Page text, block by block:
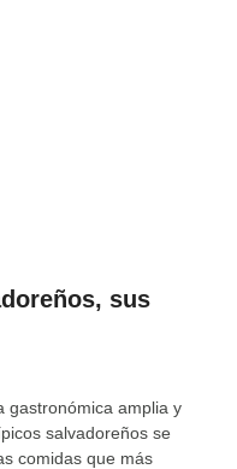
sus
gastronómica amplia y
salvadoreños se
comidas que más